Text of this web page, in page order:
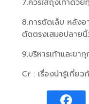
7.ควรใส่ถุงเท้าด้ว
8.การตัดเล็บ หลัง
ตัดตรงเสมอปลาย
9.บริหารเท้าและข
Cr : เรื่องน่ารู้เกี่ยว